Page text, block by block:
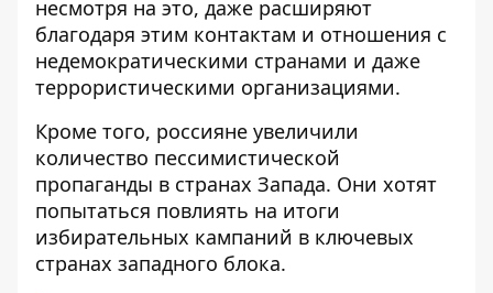
несмотря на это, даже расширяют
благодаря этим контактам и отношения с
недемократическими странами и даже
террористическими организациями.
Кроме того, россияне увеличили
количество пессимистической
пропаганды в странах Запада. Они хотят
попытаться повлиять на итоги
избирательных кампаний в ключевых
странах западного блока.